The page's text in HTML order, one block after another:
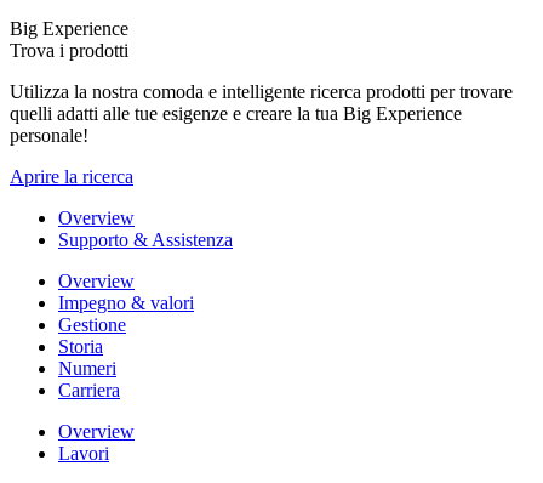
Big Experience
Trova i prodotti
Utilizza la nostra comoda e intelligente ricerca prodotti per trovare
quelli adatti alle tue esigenze e creare la tua Big Experience
personale!
Aprire la ricerca
Overview
Supporto & Assistenza
Overview
Impegno & valori
Gestione
Storia
Numeri
Carriera
Overview
Lavori